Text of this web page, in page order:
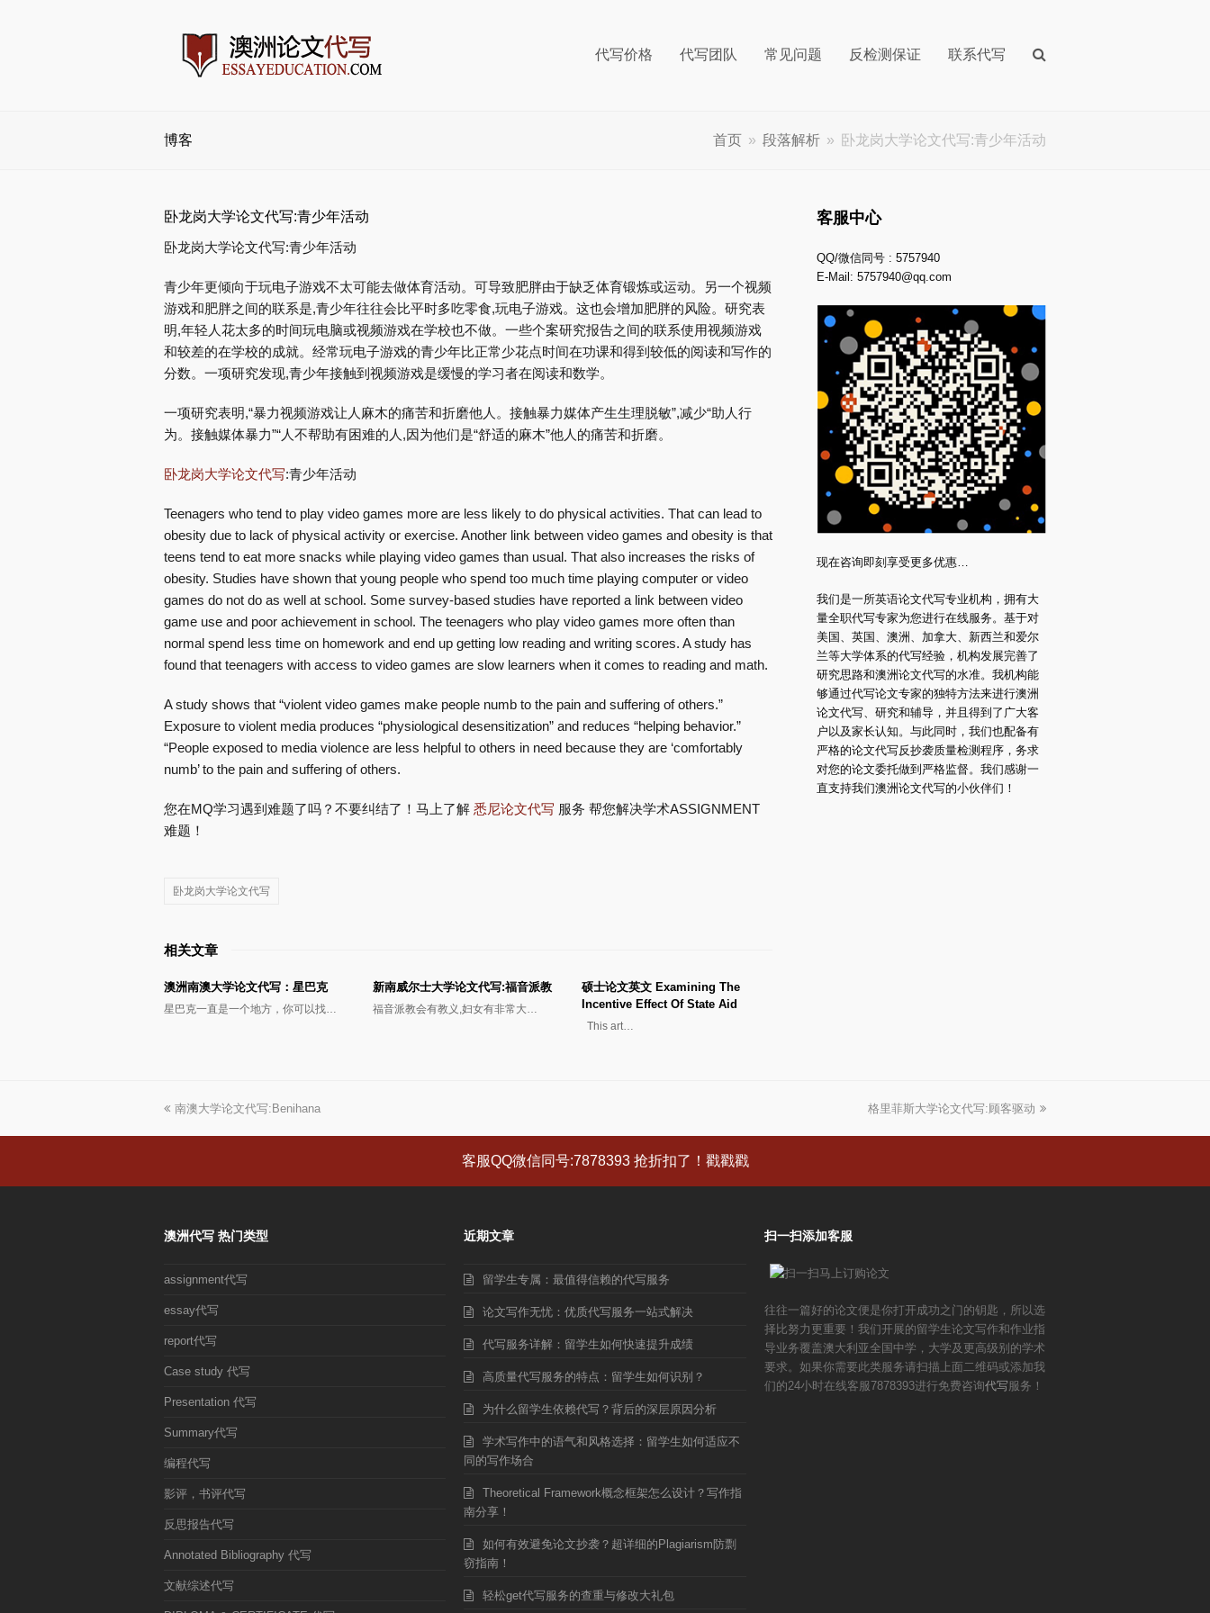
代写价格 代写团队 常见问题 反检测保证 联系代写
博客 首页 » 段落解析 » 卧龙岗大学论文代写:青少年活动
卧龙岗大学论文代写:青少年活动
卧龙岗大学论文代写:青少年活动
青少年更倾向于玩电子游戏不太可能去做体育活动。可导致肥胖由于缺乏体育锻炼或运动。另一个视频
游戏和肥胖之间的联系是,青少年往往会比平时多吃零食,玩电子游戏。这也会增加肥胖的风险。研究表
明,年轻人花太多的时间玩电脑或视频游戏在学校也不做。一些个案研究报告之间的联系使用视频游戏
和较差的在学校的成就。经常玩电子游戏的青少年比正常少花点时间在功课和得到较低的阅读和写作的
分数。一项研究发现,青少年接触到视频游戏是缓慢的学习者在阅读和数学。
一项研究表明,“暴力视频游戏让人麻木的痛苦和折磨他人。接触暴力媒体产生生理脱敏”,减少“助人行
为。接触媒体暴力”“人不帮助有困难的人,因为他们是“舒适的麻木”他人的痛苦和折磨。
卧龙岗大学论文代写:青少年活动
Teenagers who tend to play video games more are less likely to do physical activities. That can lead to
obesity due to lack of physical activity or exercise. Another link between video games and obesity is that
teens tend to eat more snacks while playing video games than usual. That also increases the risks of
obesity. Studies have shown that young people who spend too much time playing computer or video
games do not do as well at school. Some survey-based studies have reported a link between video
game use and poor achievement in school. The teenagers who play video games more often than
normal spend less time on homework and end up getting low reading and writing scores. A study has
found that teenagers with access to video games are slow learners when it comes to reading and math.
A study shows that “violent video games make people numb to the pain and suffering of others.”
Exposure to violent media produces “physiological desensitization” and reduces “helping behavior.”
“People exposed to media violence are less helpful to others in need because they are ‘comfortably
numb’ to the pain and suffering of others.
您在MQ学习遇到难题了吗？不要纠结了！马上了解 悉尼论文代写 服务 帮您解决学术ASSIGNMENT
难题！
卧龙岗大学论文代写
相关文章
澳洲南澳大学论文代写：星巴克
星巴克一直是一个地方，你可以找…
新南威尔士大学论文代写:福音派教
福音派教会有教义,妇女有非常大…
硕士论文英文 Examining The
Incentive Effect Of State Aid
This art…
客服中心
QQ/微信同号 : 5757940
E-Mail:5757940@qq.com
现在咨询即刻享受更多优惠…
我们是一所英语论文代写专业机构，拥有大
量全职代写专家为您进行在线服务。基于对
美国、英国、澳洲、加拿大、新西兰和爱尔
兰等大学体系的代写经验，机构发展完善了
研究思路和澳洲论文代写的水准。我机构能
够通过代写论文专家的独特方法来进行澳洲
论文代写、研究和辅导，并且得到了广大客
户以及家长认知。与此同时，我们也配备有
严格的论文代写反抄袭质量检测程序，务求
对您的论文委托做到严格监督。我们感谢一
直支持我们澳洲论文代写的小伙伴们！
上
章:
南澳大学论文代写:Benihana
下
章:
格里菲斯大学论文代写:顾客驱动
客服QQ微信同号:7878393 抢折扣了！戳戳戳
澳洲代写 热门类型
assignment代写
essay代写
report代写
Case study 代写
Presentation 代写
Summary代写
编程代写
影评，书评代写
反思报告代写
Annotated Bibliography 代写
文献综述代写
近期文章
留学生专属：最值得信赖的代写服务
论文写作无忧：优质代写服务一站式解决
代写服务详解：留学生如何快速提升成绩
高质量代写服务的特点：留学生如何识别？
为什么留学生依赖代写？背后的深层原因分析
学术写作中的语气和风格选择：留学生如何适应不
同的写作场合
Theoretical Framework概念框架怎么设计？写作指
南分享！
如何有效避免论文抄袭？超详细的Plagiarism防剽
窃指南！
轻松get代写服务的查重与修改大礼包
扫一扫添加客服
往往一篇好的论文便是你打开成功之门的钥匙，所以选
择比努力更重要！我们开展的留学生论文写作和作业指
导业务覆盖澳大利亚全国中学，大学及更高级别的学术
要求。如果你需要此类服务请扫描上面二维码或添加我
们的24小时在线客服7878393进行免费咨询代写服务！